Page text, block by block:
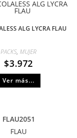
ALG LYCRA FLAU
PACKS,MUJER
$3.972
Ver más...
FLAU2051
FLAU